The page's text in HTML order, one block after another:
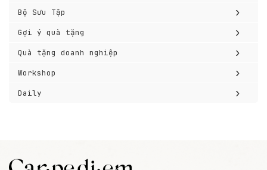
Bộ Sưu Tập ›
Gợi ý quà tặng ›
Quà tặng doanh nghiệp ›
Workshop ›
Daily ›